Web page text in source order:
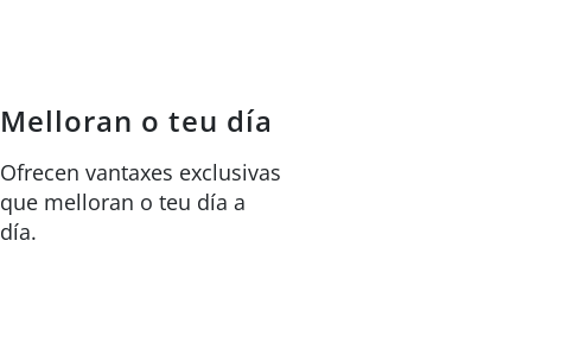
Melloran o teu día
Ofrecen vantaxes exclusivas
que melloran o teu día a
día.